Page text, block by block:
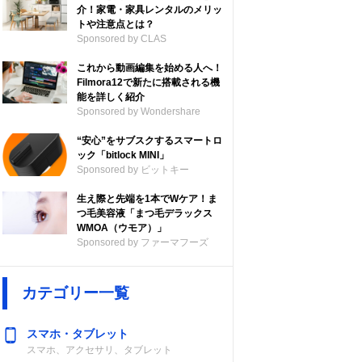
介！家電・家具レンタルのメリッ
トや注意点とは？
Sponsored by CLAS
これから動画編集を始める人へ！
Filmora12で新たに搭載される機
能を詳しく紹介
Sponsored by Wondershare
“安心”をサブスクするスマートロ
ック「bitlock MINI」
Sponsored by ビットキー
生え際と先端を1本でWケア！ま
つ毛美容液「まつ毛デラックス
WMOA（ウモア）」
Sponsored by ファーマフーズ
カテゴリー一覧
スマホ・タブレット
スマホ、アクセサリ、タブレット